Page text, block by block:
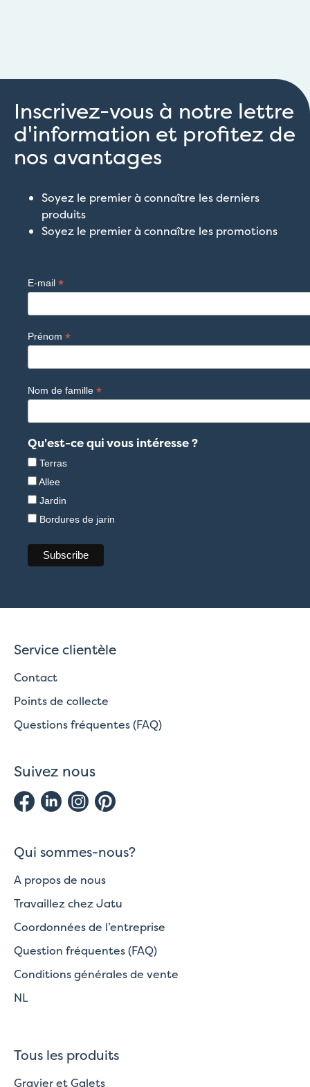
Inscrivez-vous à notre lettre
d'information et profitez de
nos avantages
Soyez le premier à connaître les derniers
produits
Soyez le premier à connaître les promotions
E-mail *
Prénom *
Nom de famille *
Qu'est-ce qui vous intéresse ?
Terras
Allee
Jardin
Bordures de jarin
Service clientèle
Contact
Points de collecte
Questions fréquentes (FAQ)
Suivez nous
Qui sommes-nous?
A propos de nous
Travaillez chez Jatu
Coordonnées de l’entreprise
Question fréquentes (FAQ)
Conditions générales de vente
NL
Tous les produits
Gravier et Galets